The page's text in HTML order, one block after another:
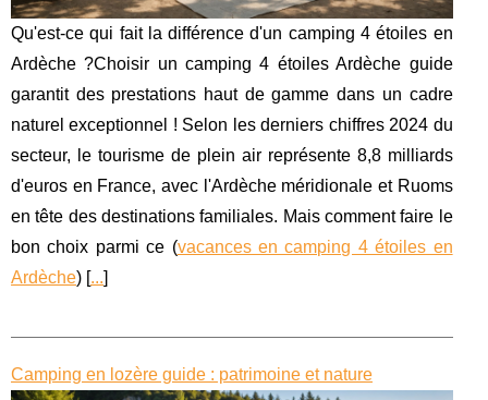
Qu'est-ce qui fait la différence d'un camping 4 étoiles en
Ardèche ?Choisir un camping 4 étoiles Ardèche guide
garantit des prestations haut de gamme dans un cadre
naturel exceptionnel ! Selon les derniers chiffres 2024 du
secteur, le tourisme de plein air représente 8,8 milliards
d'euros en France, avec l'Ardèche méridionale et Ruoms
en tête des destinations familiales. Mais comment faire le
bon choix parmi ce (vacances en camping 4 étoiles en
Ardèche) [...]
Camping en lozère guide : patrimoine et nature